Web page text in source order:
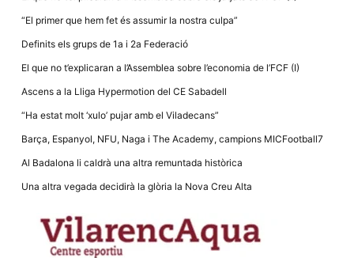
“El primer que hem fet és assumir la nostra culpa”
Definits els grups de 1a i 2a Federació
El que no t’explicaran a l’Assemblea sobre l’economia de l’FCF (I)
Ascens a la Lliga Hypermotion del CE Sabadell
“Ha estat molt ‘xulo’ pujar amb el Viladecans”
Barça, Espanyol, NFU, Naga i The Academy, campions MICFootball7
Al Badalona li caldrà una altra remuntada històrica
Una altra vegada decidirà la glòria la Nova Creu Alta
dades
de manera
del lloc web
la funcionalitat
i la seva
estructura.
d'usuari
Alguns
components